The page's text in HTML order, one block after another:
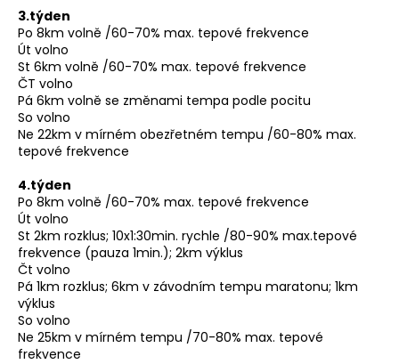
3.týden
Po 8km volně /60-70% max. tepové frekvence
Út volno
St 6km volně /60-70% max. tepové frekvence
ČT volno
Pá 6km volně se změnami tempa podle pocitu
So volno
Ne 22km v mírném obezřetném tempu /60-80% max.
tepové frekvence
4.týden
Po 8km volně /60-70% max. tepové frekvence
Út volno
St 2km rozklus; 10x1:30min. rychle /80-90% max.tepové
frekvence (pauza 1min.); 2km výklus
Čt volno
Pá 1km rozklus; 6km v závodním tempu maratonu; 1km
výklus
So volno
Ne 25km v mírném tempu /70-80% max. tepové
frekvence
JACKET
1
399
Kč
Původně:
1
800
Kč